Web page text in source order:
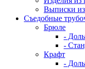
Выписки
Съедобные
Брюле
-
-
Крафт
-